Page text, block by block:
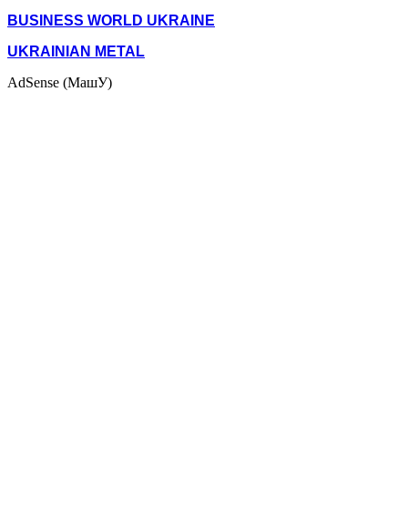
BUSINESS WORLD UKRAINE
UKRAINIAN METAL
AdSense (МашУ)